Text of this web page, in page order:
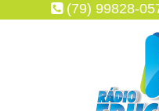
(79) 99828-